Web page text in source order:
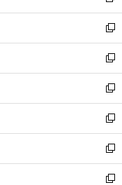
開
く
ウ
で
開
く
ン
ド
ウ
で
開
く
ウ
ィ
ン
ド
ウ
で
開
く
し
い
ウ
ィ
ン
ド
ウ
で
開
く
新
し
い
ウ
ィ
ン
ド
ウ
で
開
く
新
し
い
ウ
ィ
ン
ド
ウ
で
新
し
い
ウ
ィ
ン
ド
新
し
い
ウ
ィ
新
し
い
新